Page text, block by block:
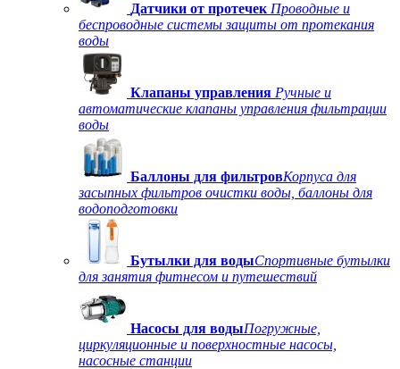
Датчики от протечек Проводные и
беспроводные системы защиты от протекания
воды
Клапаны управления Ручные и
автоматические клапаны управления фильтрации
воды
Баллоны для фильтровКорпуса для
засыпных фильтров очистки воды, баллоны для
водоподготовки
Бутылки для водыСпортивные бутылки
для занятия фитнесом и путешествий
Насосы для водыПогружные,
циркуляционные и поверхностные насосы,
насосные станции